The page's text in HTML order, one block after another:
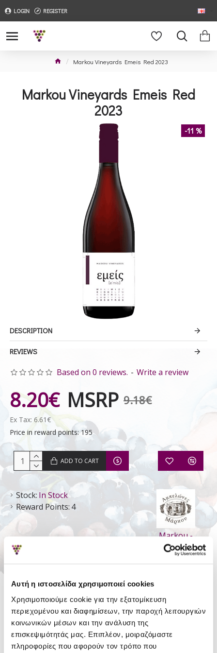
Αυτή η ιστοσελίδα χρησιμοποιεί cookies
Χρησιμοποιούμε cookie για την εξατομίκευση
περιεχομένου και διαφημίσεων, την παροχή λειτουργιών
κοινωνικών μέσων και την ανάλυση της
επισκεψιμότητάς μας. Επιπλέον, μοιραζόμαστε
πληροφορίες που αφορούν τον τρόπο που
LOGIN REGISTER
Markou Vineyards Emeis Red 2023
Markou Vineyards Emeis Red
2023
-11 %
DESCRIPTION
REVIEWS
Stock: In Stock
Reward Points: 4
Markou -
Vineyards
Based on 0 reviews. - Write a review
MSRP 9.18€
8.20€
Ex Tax: 6.61€
Price in reward points: 195
ADD TO CART
DETAILS
Style
Still Dry
Type
Varietal Wine
Region
Attiki Wines